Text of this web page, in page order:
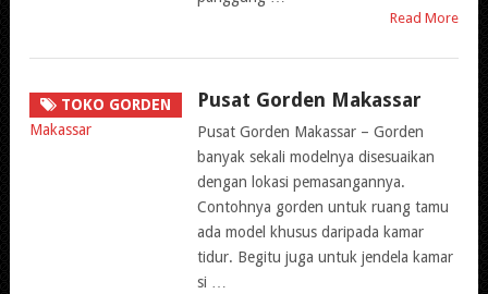
Read More
TOKO GORDEN Pusat Gorden Makassar
Pusat Gorden Makassar – Gorden
banyak sekali modelnya disesuaikan
dengan lokasi pemasangannya.
Contohnya gorden untuk ruang tamu
ada model khusus daripada kamar
tidur. Begitu juga untuk jendela kamar
si …